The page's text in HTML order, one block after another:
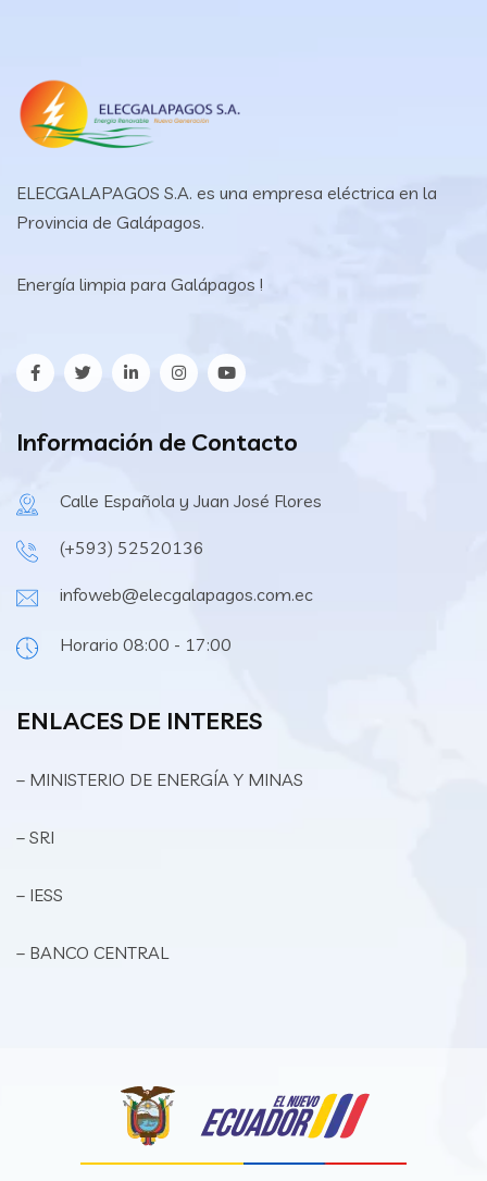
ELECGALAPAGOS S.A. es una empresa eléctrica en la
Provincia de Galápagos.
Energía limpia para Galápagos !
Información de Contacto
Calle Española y Juan José Flores
(+593) 52520136
infoweb@elecgalapagos.com.ec
Horario 08:00 - 17:00
ENLACES DE INTERES
– MINISTERIO DE ENERGÍA Y MINAS
– SRI
– IESS
– BANCO CENTRAL